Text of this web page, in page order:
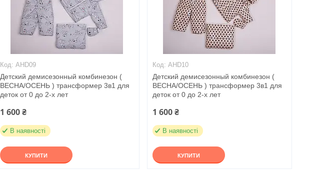
AHD09
Детский демисезонный комбинезон (
ВЕСНА/ОСЕНЬ ) трансформер 3в1 для
деток от 0 до 2-х лет
1 600 ₴
В наявності
КУПИТИ
AHD10
Детский демисезонный комбинезон (
ВЕСНА/ОСЕНЬ ) трансформер 3в1 для
деток от 0 до 2-х лет
1 600 ₴
В наявності
КУПИТИ